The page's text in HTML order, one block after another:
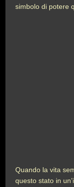
simbolo di potere
Quando la vita
questo stato in